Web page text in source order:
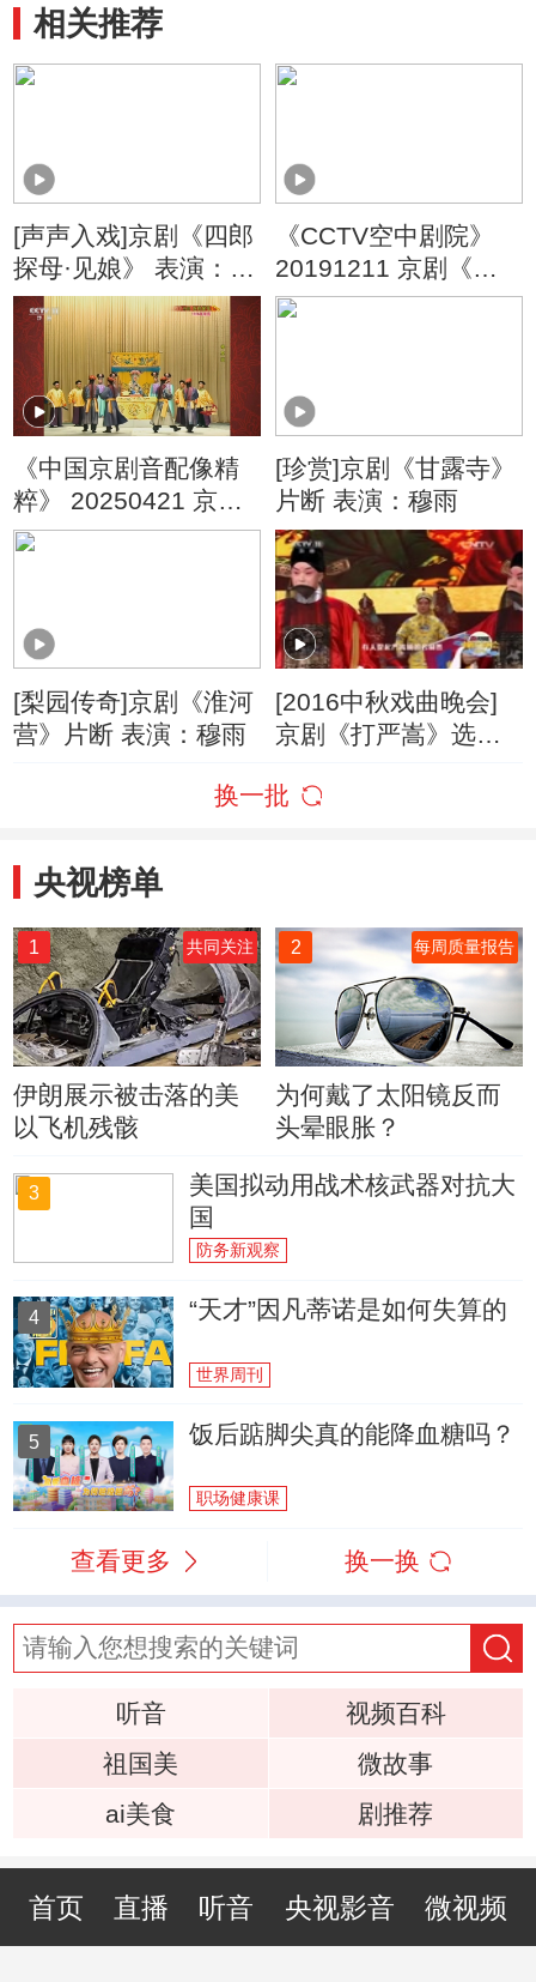
相关推荐
[声声入戏]京剧《四郎
探母·见娘》 表演：李
春暖 付晶晶 张瀚璋
《CCTV空中剧院》
20191211 京剧《四
郎探母》 1/2
《中国京剧音配像精
粹》 20250421 京剧
《四郎探母》（修复
[珍赏]京剧《甘露寺》
片断 表演：穆雨
[梨园传奇]京剧《淮河
营》片断 表演：穆雨
[2016中秋戏曲晚会]
京剧《打严嵩》选段
张凯
换一批
央视榜单
1 共同关注
伊朗展示被击落的美
以飞机残骸
2 每周质量报告
为何戴了太阳镜反而
头晕眼胀？
3
美国拟动用战术核武器对抗大
国
防务新观察
4 “天才”因凡蒂诺是如何失算的
世界周刊
5 饭后踮脚尖真的能降血糖吗？
职场健康课
查看更多 换一换
听音
视频百科
祖国美
微故事
ai美食
剧推荐
首页 直播 听音 央视影音 微视频